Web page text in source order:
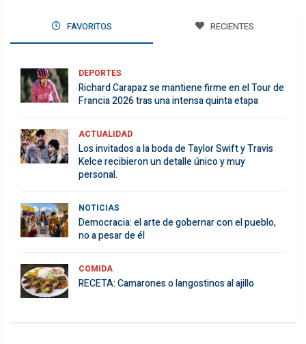
FAVORITOS RECIENTES
DEPORTES
Richard Carapaz se mantiene firme en el Tour de
Francia 2026 tras una intensa quinta etapa
ACTUALIDAD
Los invitados a la boda de Taylor Swift y Travis
Kelce recibieron un detalle único y muy
personal.
NOTICIAS
Democracia: el arte de gobernar con el pueblo,
no a pesar de él
COMIDA
RECETA: Camarones o langostinos al ajillo